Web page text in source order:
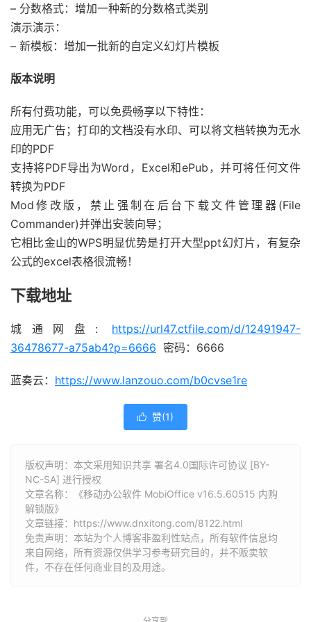
– 分数格式：增加一种新的分数格式类别
演示演示：
– 新模板：增加一批新的自定义幻灯片模板
版本说明
所有付费功能，可以免费畅享以下特性：
应用无广告；打印的文档没有水印、可以将文档转换为无水
印的PDF
支持将PDF导出为Word，Excel和ePub，并可将任何文件
转换为PDF
Mod修改版，禁止强制在后台下载文件管理器(File
Commander)并弹出安装向导；
它相比金山的WPS明显优势是打开大型ppt幻灯片，有复杂
公式的excel表格很流畅！
下载地址
城通网盘: https://url47.ctfile.com/d/12491947-
36478677-a75ab4?p=6666 密码：6666
蓝奏云： https://www.lanzouo.com/b0cvse1re
 赞(1)
版权声明：本文采用知识共享 署名4.0国际许可协议 [BY-
NC-SA] 进行授权
文章名称：《移动办公软件 MobiOffice v16.5.60515 内购
解锁版》
文章链接： https://www.dnxitong.com/8122.html
免责声明：本站为个人博客非盈利性站点，所有软件信息均
来自网络，所有资源仅供学习参考研究目的，并不贩卖软
件，不存在任何商业目的及用途。